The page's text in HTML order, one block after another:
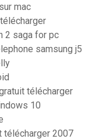
mac
2 saga for pc
samsung j5
télécharger
10
télécharger 2007